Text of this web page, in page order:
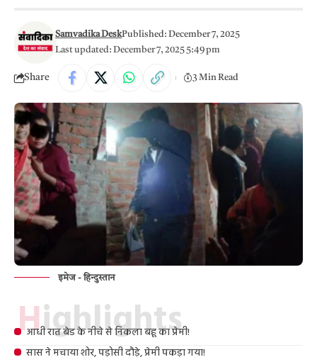
Last updated: December 7, 2025 5:49 pm
Samvadika DeskPublished: December 7, 2025
Share 3 Min Read
इमेज - हिन्दुस्तान
Highlights
आधी रात बेड के नीचे से निकला बहू का प्रेमी!
सास ने मचाया शोर, पड़ोसी दौड़े, प्रेमी पकड़ा गया!